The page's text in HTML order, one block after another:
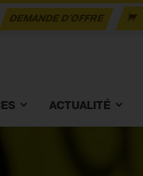
DEMANDE D'OFFRE
ACTUALITÉ